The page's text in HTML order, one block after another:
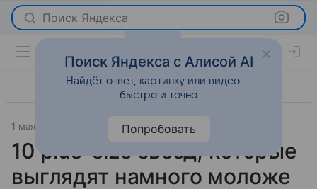
Поиск Яндекса
1 мая 2017 История успеха
10 plus-size звезд, которые
выглядят намного моложе
Поиск Яндекса с Алисой AI
Найдёт ответ, картинку или видео —
быстро и точно
Попробовать